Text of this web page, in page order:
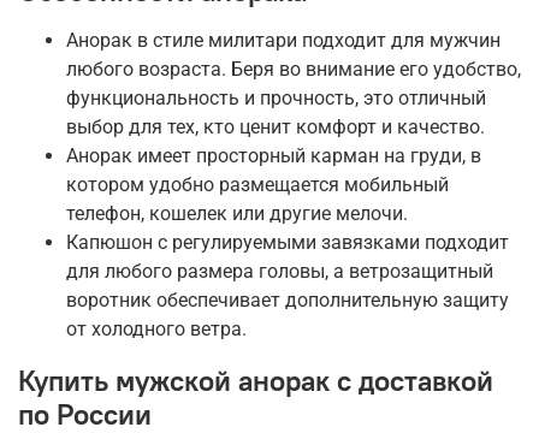
Анорак в стиле милитари подходит для мужчин
любого возраста. Беря во внимание его удобство,
функциональность и прочность, это отличный
выбор для тех, кто ценит комфорт и качество.
Анорак имеет просторный карман на груди, в
котором удобно размещается мобильный
телефон, кошелек или другие мелочи.
Капюшон с регулируемыми завязками подходит
для любого размера головы, а ветрозащитный
воротник обеспечивает дополнительную защиту
от холодного ветра.
Купить мужской анорак с доставкой
по России